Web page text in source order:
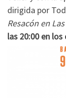
dirigida por
Resacón en
las 20:00 en